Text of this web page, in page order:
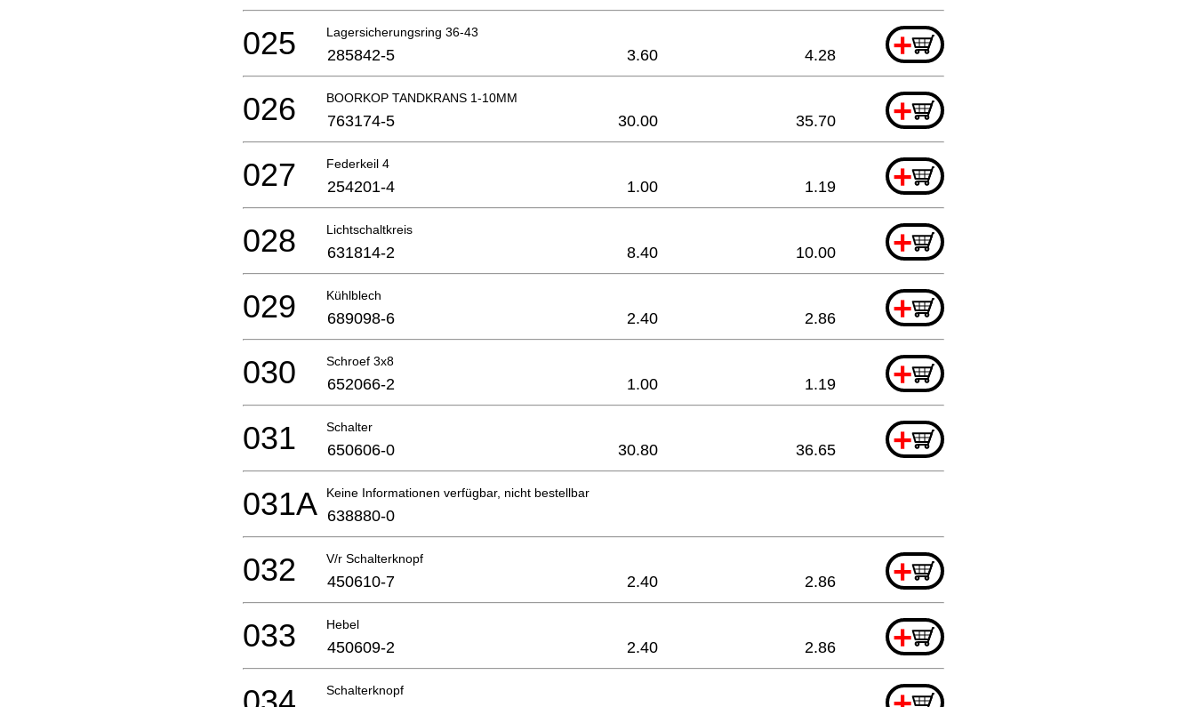
Lagersicherungsring 36-43 +
025 285842-5 3.60 4.28
BOORKOP TANDKRANS 1-10MM +
026 763174-5 30.00 35.70
Federkeil 4 +
027 254201-4 1.00 1.19
Lichtschaltkreis +
028 631814-2 8.40 10.00
Kühlblech +
029 689098-6 2.40 2.86
Schroef 3x8 +
030 652066-2 1.00 1.19
Schalter +
031 650606-0 30.80 36.65
Keine Informationen verfügbar, nicht bestellbar
031A 638880-0
V/r Schalterknopf +
032 450610-7 2.40 2.86
Hebel +
033 450609-2 2.40 2.86
Schalterknopf